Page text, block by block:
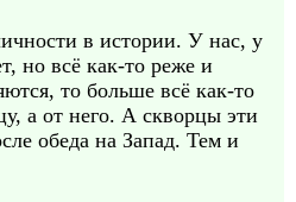
в истории. У нас, у
но всё как-то реже и
то больше всё как-то
а от него. А скворцы эти
обеда на Запад. Тем и